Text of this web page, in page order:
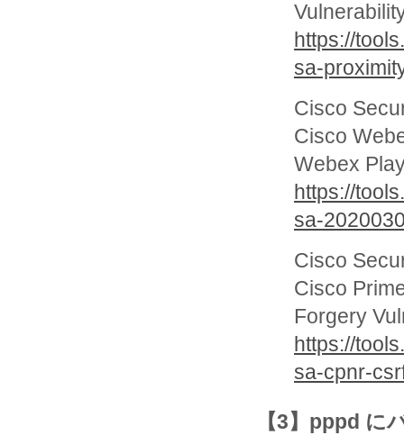
https://
sa-
Cisco
Cisco
Webex
https://
sa-
Cisco
Cisco
Forgery
https://
sa-cpnr-
【3】pppd に